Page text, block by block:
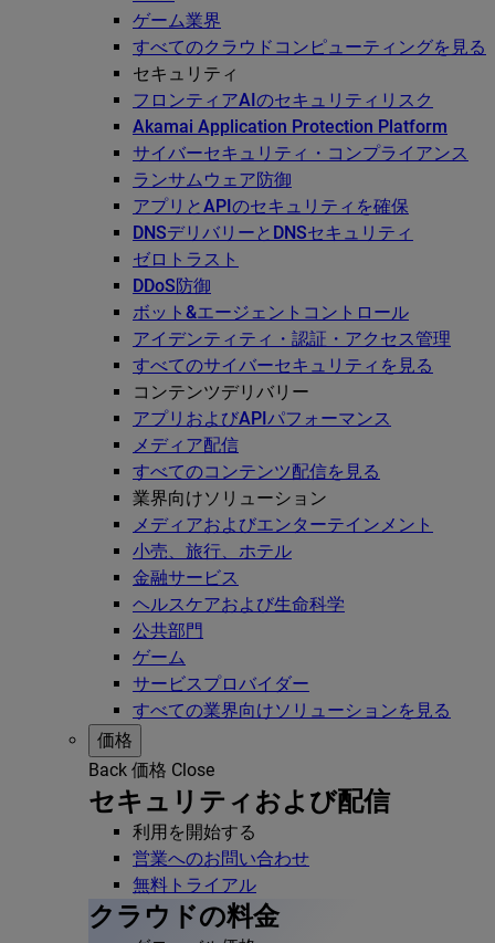
ゲーム業界
すべてのクラウドコンピューティングを見る
セキュリティ
フロンティアAIのセキュリティリスク
Akamai Application Protection Platform
サイバーセキュリティ・コンプライアンス
ランサムウェア防御
アプリとAPIのセキュリティを確保
DNSデリバリーとDNSセキュリティ
ゼロトラスト
DDoS防御
ボット&エージェントコントロール
アイデンティティ・認証・アクセス管理
すべてのサイバーセキュリティを見る
コンテンツデリバリー
アプリおよびAPIパフォーマンス
メディア配信
すべてのコンテンツ配信を見る
業界向けソリューション
メディアおよびエンターテインメント
小売、旅行、ホテル
金融サービス
ヘルスケアおよび生命科学
公共部門
ゲーム
サービスプロバイダー
すべての業界向けソリューションを見る
価格
Back 価格 Close
セキュリティおよび配信
利用を開始する
営業へのお問い合わせ
無料トライアル
クラウドの料金